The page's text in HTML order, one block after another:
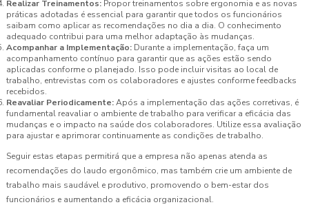
Realizar Treinamentos: Propor treinamentos sobre ergonomia e as novas
práticas adotadas é essencial para garantir que todos os funcionários
saibam como aplicar as recomendações no dia a dia. O conhecimento
adequado contribui para uma melhor adaptação às mudanças.
Acompanhar a Implementação: Durante a implementação, faça um
acompanhamento contínuo para garantir que as ações estão sendo
aplicadas conforme o planejado. Isso pode incluir visitas ao local de
trabalho, entrevistas com os colaboradores e ajustes conforme feedbacks
recebidos.
Reavaliar Periodicamente:Após a implementação das ações corretivas, é
fundamental reavaliar o ambiente de trabalho para verificar a eficácia das
mudanças e o impacto na saúde dos colaboradores. Utilize essa avaliação
para ajustar e aprimorar continuamente as condições de trabalho.
Seguir estas etapas permitirá que a empresa não apenas atenda as
recomendações do laudo ergonômico, mas também crie um ambiente de
trabalho mais saudável e produtivo, promovendo o bem-estar dos
funcionários e aumentando a eficácia organizacional.